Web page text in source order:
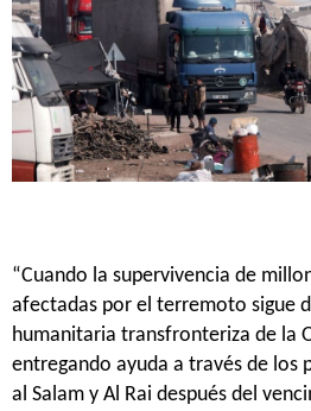
“Cuando la supervivencia de
afectadas por el terremoto sigue
humanitaria transfronteriza de la
entregando ayuda a través de los
al Salam y Al Rai después del